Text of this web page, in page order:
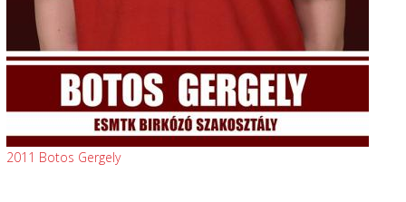
2011 Botos Gergely